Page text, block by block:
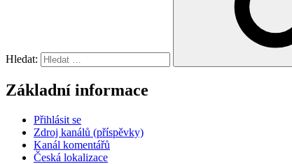
Hledat:
Základní informace
Přihlásit se
Zdroj kanálů (příspěvky)
Kanál komentářů
Česká lokalizace